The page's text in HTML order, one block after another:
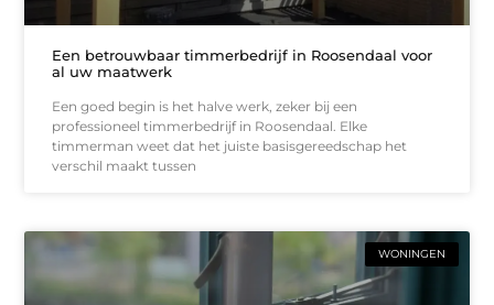
Een betrouwbaar timmerbedrijf in Roosendaal voor
al uw maatwerk
Een goed begin is het halve werk, zeker bij een
professioneel timmerbedrijf in Roosendaal. Elke
timmerman weet dat het juiste basisgereedschap het
verschil maakt tussen
WONINGEN